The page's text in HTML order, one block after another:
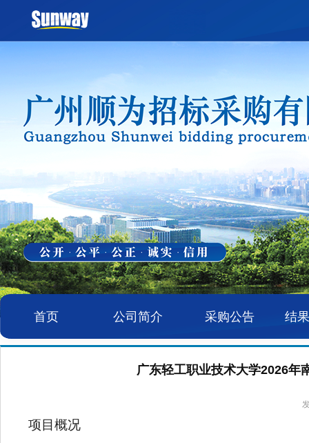
首页 公司简介 采购公告 结
广东轻工职业技术大学2026年
项目概况